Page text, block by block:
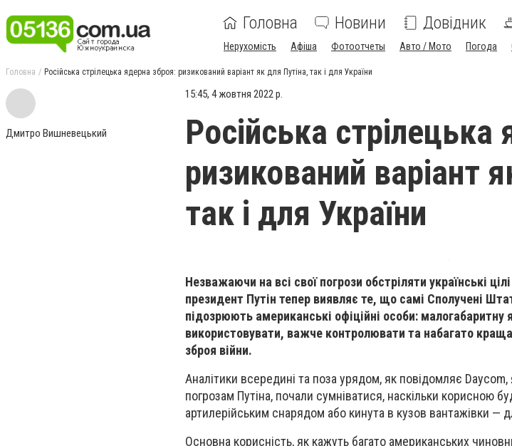
Головна Новини Довідник
Нерухомість Афіша Фотоотчеты Авто / Мото Погода
Головна Російська стрілецька ядерна зброя: ризикований варіант як для Путіна, так і для України
Дмитро Вишневецький
15:45, 4 жовтня 2022 р.
Російська
ризикований варіант
так і для України
Незважаючи на всі свої погрози обстріляти українські
президент Путін тепер виявляє те, що самі Сполучені
підозрюють американські офіційні особи:
використовувати, важче контролювати та набагато
зброя війни.
Аналітики всередині та поза урядом, як повідомляє
погрозам Путіна, почали сумніватися, наскільки корисною
артилерійським снарядом або кинута в кузов вантажівки —
Основна корисність, як кажуть багато американських